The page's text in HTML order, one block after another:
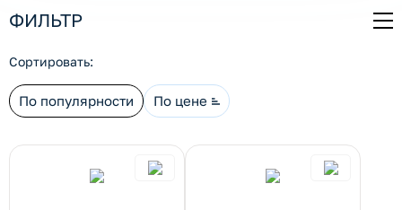
ФИЛЬТР
Сортировать:
По популярности По цене